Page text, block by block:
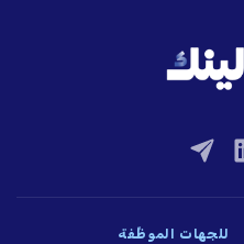
للجهات الموظِّفة